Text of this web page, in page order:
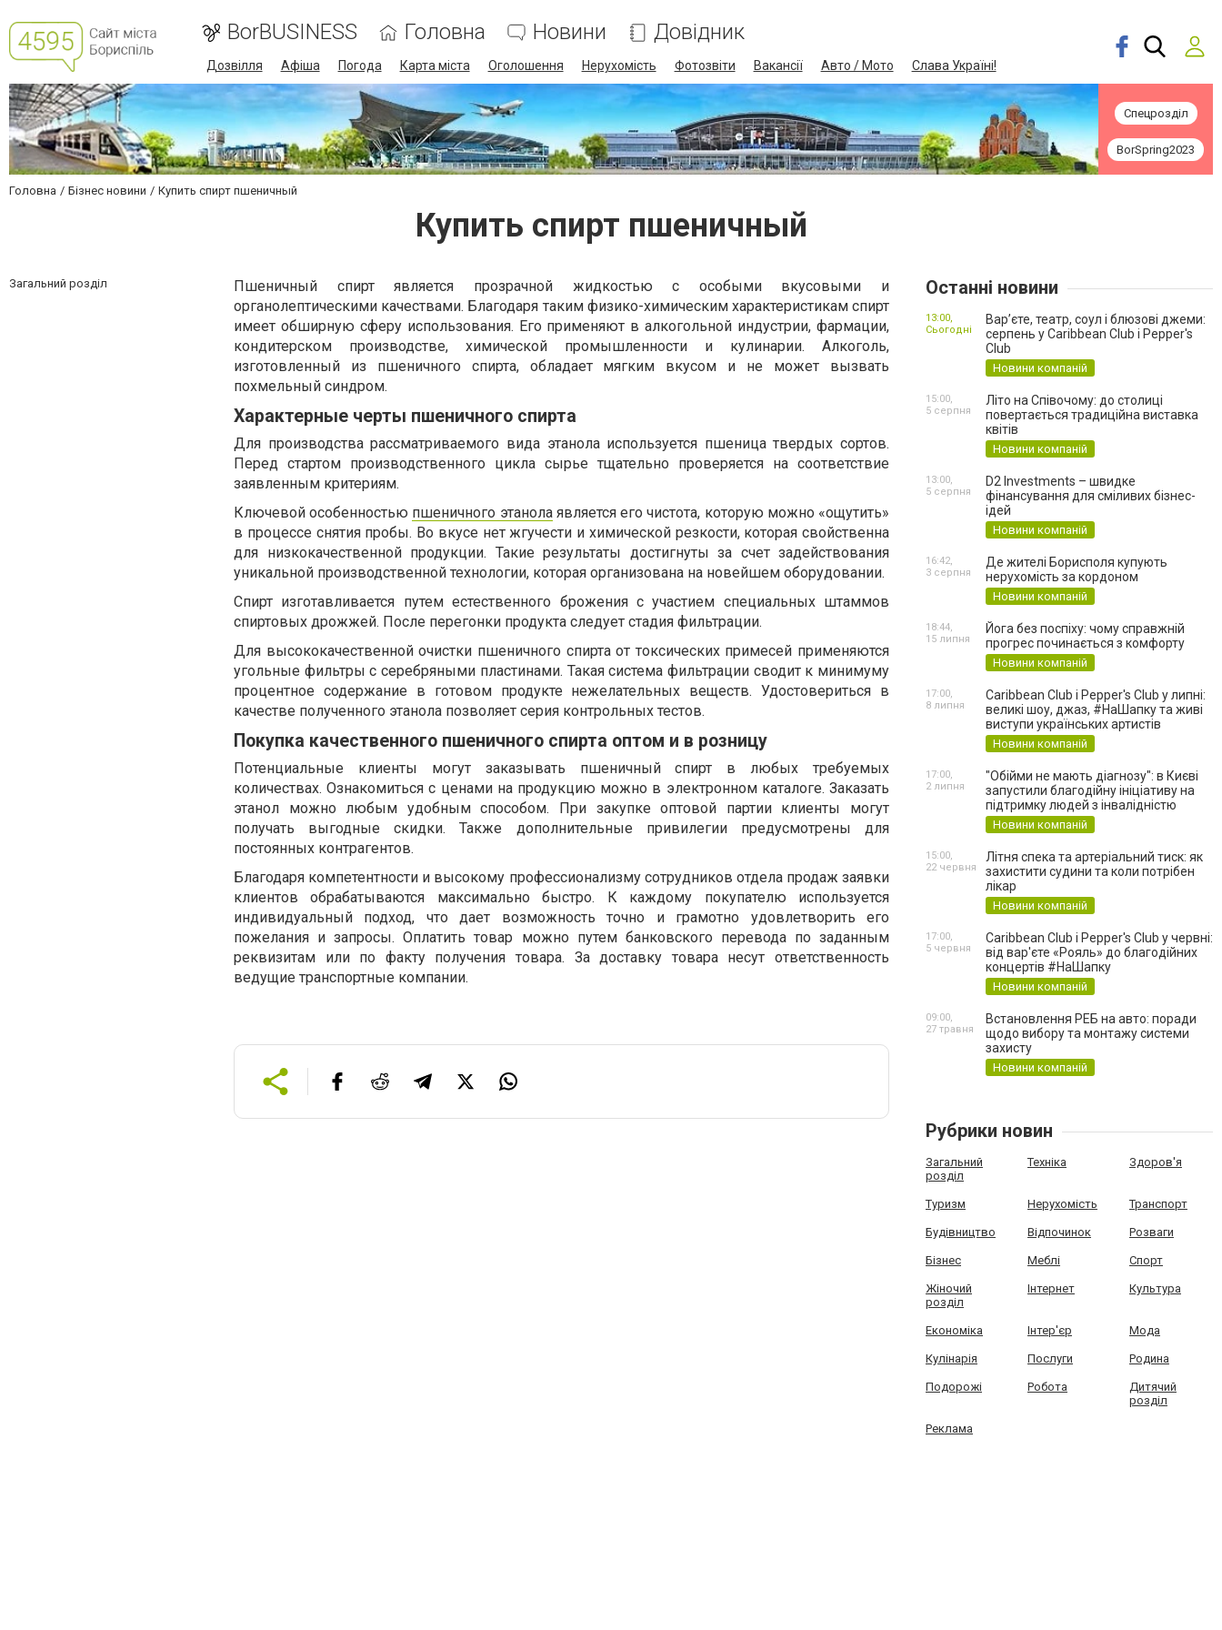
BorBUSINESS Головна Новини Довідник
Дозвілля Афіша Погода Карта міста Оголошення Нерухомість Фотозвіти Вакансії Авто / Мото Слава Україні!
Спецрозділ
BorSpring2023
Головна Бізнес новини Купить спирт пшеничный
Купить спирт пшеничный
Загальний розділ
Пшеничный спирт является прозрачной жидкостью с особыми вкусовыми и
органолептическими качествами. Благодаря таким физико-химическим характеристикам спирт
имеет обширную сферу использования. Его применяют в алкогольной индустрии, фармации,
кондитерском производстве, химической промышленности и кулинарии. Алкоголь,
изготовленный из пшеничного спирта, обладает мягким вкусом и не может вызвать
похмельный синдром.
Характерные черты пшеничного спирта
Для производства рассматриваемого вида этанола используется пшеница твердых сортов.
Перед стартом производственного цикла сырье тщательно проверяется на соответствие
заявленным критериям.
Ключевой особенностью пшеничного этанолаявляется его чистота, которую можно «ощутить»
в процессе снятия пробы. Во вкусе нет жгучести и химической резкости, которая свойственна
для низкокачественной продукции. Такие результаты достигнуты за счет задействования
уникальной производственной технологии, которая организована на новейшем оборудовании.
Спирт изготавливается путем естественного брожения с участием специальных штаммов
спиртовых дрожжей. После перегонки продукта следует стадия фильтрации.
Для высококачественной очистки пшеничного спирта от токсических примесей применяются
угольные фильтры с серебряными пластинами. Такая система фильтрации сводит к минимуму
процентное содержание в готовом продукте нежелательных веществ. Удостовериться в
качестве полученного этанола позволяет серия контрольных тестов.
Покупка качественного пшеничного спирта оптом и в розницу
Потенциальные клиенты могут заказывать пшеничный спирт в любых требуемых
количествах. Ознакомиться с ценами на продукцию можно в электронном каталоге. Заказать
этанол можно любым удобным способом. При закупке оптовой партии клиенты могут
получать выгодные скидки. Также дополнительные привилегии предусмотрены для
постоянных контрагентов.
Благодаря компетентности и высокому профессионализму сотрудников отдела продаж заявки
клиентов обрабатываются максимально быстро. К каждому покупателю используется
индивидуальный подход, что дает возможность точно и грамотно удовлетворить его
пожелания и запросы. Оплатить товар можно путем банковского перевода по заданным
реквизитам или по факту получения товара. За доставку товара несут ответственность
ведущие транспортные компании.
Останні новини
Вар’єте, театр, соул і блюзові джеми:
серпень у Caribbean Club і Pepper's
Club
Новини компаній
13:00,
Сьогодні
Літо на Співочому: до столиці
повертається традиційна виставка
квітів
Новини компаній
15:00,
5 серпня
D2 Investments – швидке
фінансування для сміливих бізнес-
ідей
Новини компаній
13:00,
5 серпня
Де жителі Борисполя купують
нерухомість за кордоном
Новини компаній
16:42,
3 серпня
Йога без поспіху: чому справжній
прогрес починається з комфорту
Новини компаній
18:44,
15 липня
Caribbean Club і Pepper's Club у липні:
великі шоу, джаз, #НаШапку та живі
виступи українських артистів
Новини компаній
17:00,
8 липня
"Обійми не мають діагнозу": в Києві
запустили благодійну ініціативу на
підтримку людей з інвалідністю
Новини компаній
17:00,
2 липня
Літня спека та артеріальний тиск: як
захистити судини та коли потрібен
лікар
Новини компаній
15:00,
22 червня
Caribbean Club і Pepper's Club у червні:
від вар'єте «Рояль» до благодійних
концертів #НаШапку
Новини компаній
17:00,
5 червня
Встановлення РЕБ на авто: поради
щодо вибору та монтажу системи
захисту
Новини компаній
09:00,
27 травня
Рубрики новин
Загальний
розділ
Техніка Здоров'я
Туризм Нерухомість Транспорт
Будівництво Відпочинок Розваги
Бізнес Меблі Спорт
Жіночий
розділ
Інтернет Культура
Економіка Інтер'єр Мода
Кулінарія Послуги Родина
Подорожі Робота
Дитячий
розділ
Реклама